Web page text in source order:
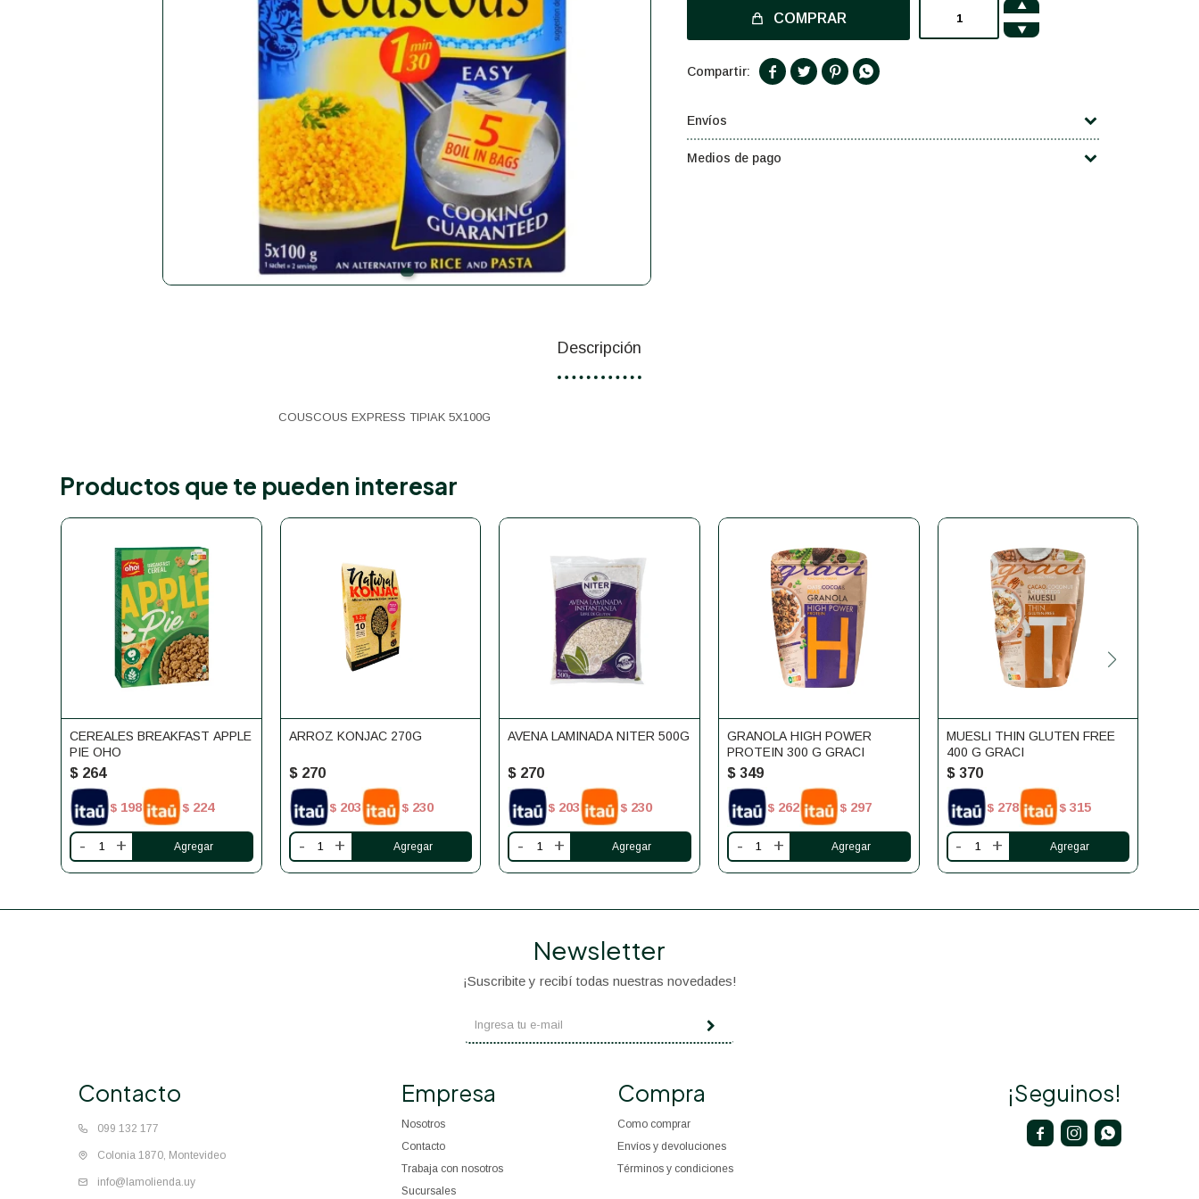
COMPRAR


   
Envíos
Medios de pago
Descripción
COUSCOUS EXPRESS TIPIAK 5X100G
Productos que te pueden interesar
CEREALES BREAKFAST APPLE
PIE OHO
$ 264
$ 198 $ 224
- +
ARROZ KONJAC 270G
$ 270
$ 203 $ 230
- +
AVENA LAMINADA NITER 500G
$ 270
$ 203 $ 230
- +
GRANOLA HIGH POWER
PROTEIN 300 G GRACI
$ 349
$ 262 $ 297
- +
MUESLI THIN GLUTEN FREE
400 G GRACI
$ 370
$ 278 $ 315
- +
Contacto
099 132 177
Colonia 1870, Montevideo
info@lamolienda.uy
Empresa
Nosotros
Contacto
Trabaja con nosotros
Sucursales
Compra
Como comprar
Envíos y devoluciones
Términos y condiciones
Newsletter
¡Suscribite y recibí todas nuestras novedades!
¡Seguinos!
  